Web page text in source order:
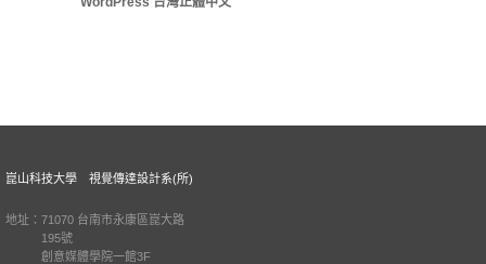
崑山科技大學 視覺傳達設計系(所)
地址：71070 台南市永康區崑大路
195號
創意媒體學院一館3F